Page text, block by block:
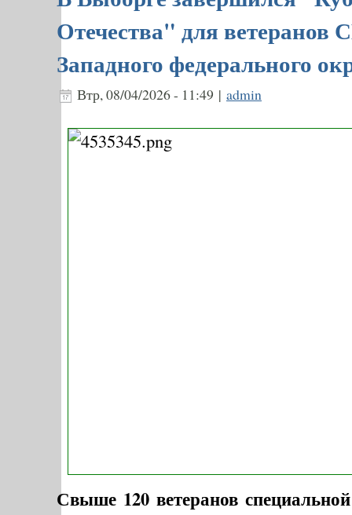
Отечества" для ветеранов
Западного федерального
Втр, 08/04/2026 - 11:49 | admin
Свыше 120 ветеранов